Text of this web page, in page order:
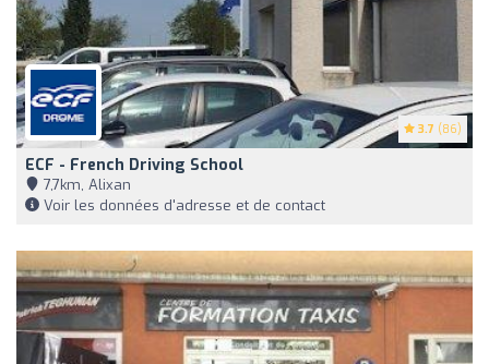
3.7 (86)
ECF - French Driving School
7,7km, Alixan
Voir les données d'adresse et de contact